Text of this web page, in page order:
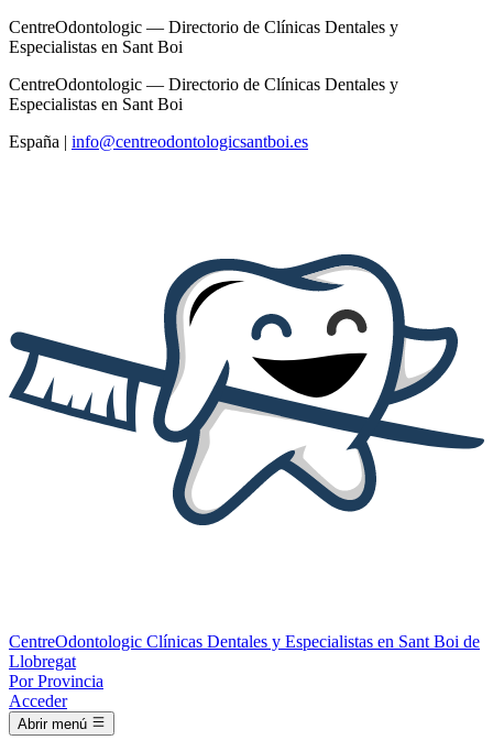
CentreOdontologic — Directorio de Clínicas Dentales y
Especialistas en Sant Boi
CentreOdontologic — Directorio de Clínicas Dentales y
Especialistas en Sant Boi
España | info@centreodontologicsantboi.es
CentreOdontologic Clínicas Dentales y Especialistas en Sant Boi de
Llobregat
Por Provincia
Acceder
Abrir menú